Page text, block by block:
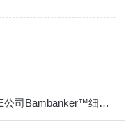
日本NIPPON Genetics EUROPE公司Bambanker™细胞冻存液产品手册